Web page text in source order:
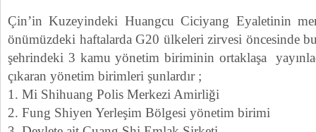
Çin’in Kuzeyindeki Huangcu Ciciyang Eyaletinin
önümüzdeki haftalarda G20 ülkeleri zirvesi öncesinde
şehrindeki 3 kamu yönetim biriminin ortaklaşa
çıkaran yönetim birimleri şunlardır ;
1. Mi Shihuang Polis Merkezi Amirliği
2. Fung Shiyen Yerleşim Bölgesi yönetim birimi